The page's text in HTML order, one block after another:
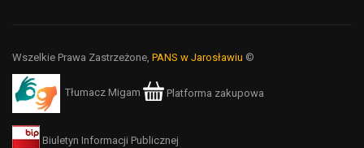
Wszelkie Prawa Zastrzeżone, PANS w Jarosławiu ©
Tłumacz Migam Platforma zakupowa
Biuletyn Informacji Publicznej